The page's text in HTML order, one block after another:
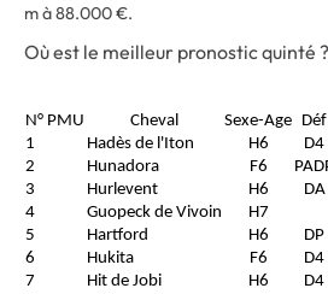
m à 88.000 €.
Où est le meilleur pronostic quinté ?
N° PMU Cheval Sexe-Age Déf
1
Hadès de l'Iton H6 D4
2
Hunadora F6
3
Hurlevent H6 DA
4
Guopeck de Vivoin H7
5
Hartford H6 DP
6
Hukita F6 D4
7
Hit de Jobi H6 D4